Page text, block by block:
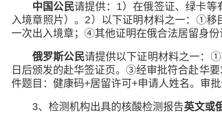
中国公民请提供： 1）在俄签证、绿卡等
入境章照片）。 2）以下证明材料之一： ①移
一次出入境章； ④其他证明在俄合法居留身
俄罗斯公民请提供以下证明材料之一： ①
日后颁发的赴华签证页。③经审批符合赴华
件题目：健康码+居留许可+申请人姓名。审
3、 检测机构出具的核酸检测报告英文或